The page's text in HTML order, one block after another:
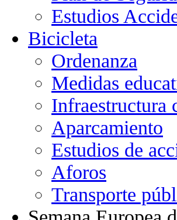
Estudios
Bicicleta
Ordenanza
Medidas
Infraestructura
Aparcamiento
Estudios de
Aforos
Transporte